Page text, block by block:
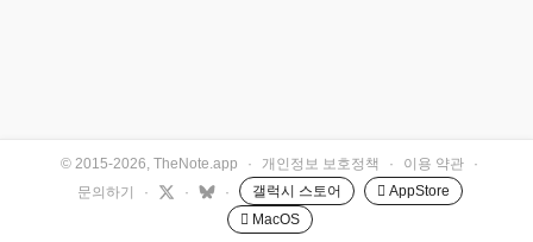
© 2015-2026, TheNote.app · 개인정보 보호정책 · 이용 약관
·
문의하기
· · · 갤럭시 스토어
 AppStore
 MacOS